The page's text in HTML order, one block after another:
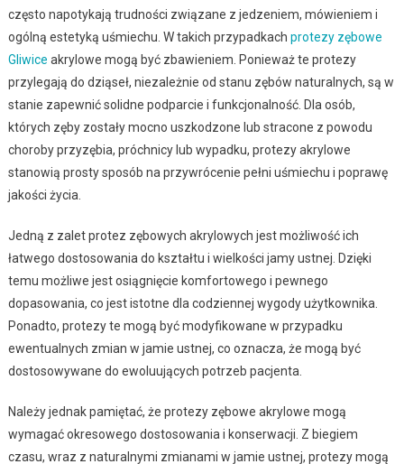
często napotykają trudności związane z jedzeniem, mówieniem i
ogólną estetyką uśmiechu. W takich przypadkach protezy zębowe
Gliwice akrylowe mogą być zbawieniem. Ponieważ te protezy
przylegają do dziąseł, niezależnie od stanu zębów naturalnych, są w
stanie zapewnić solidne podparcie i funkcjonalność. Dla osób,
których zęby zostały mocno uszkodzone lub stracone z powodu
choroby przyzębia, próchnicy lub wypadku, protezy akrylowe
stanowią prosty sposób na przywrócenie pełni uśmiechu i poprawę
jakości życia.
Jedną z zalet protez zębowych akrylowych jest możliwość ich
łatwego dostosowania do kształtu i wielkości jamy ustnej. Dzięki
temu możliwe jest osiągnięcie komfortowego i pewnego
dopasowania, co jest istotne dla codziennej wygody użytkownika.
Ponadto, protezy te mogą być modyfikowane w przypadku
ewentualnych zmian w jamie ustnej, co oznacza, że mogą być
dostosowywane do ewoluujących potrzeb pacjenta.
Należy jednak pamiętać, że protezy zębowe akrylowe mogą
wymagać okresowego dostosowania i konserwacji. Z biegiem
czasu, wraz z naturalnymi zmianami w jamie ustnej, protezy mogą